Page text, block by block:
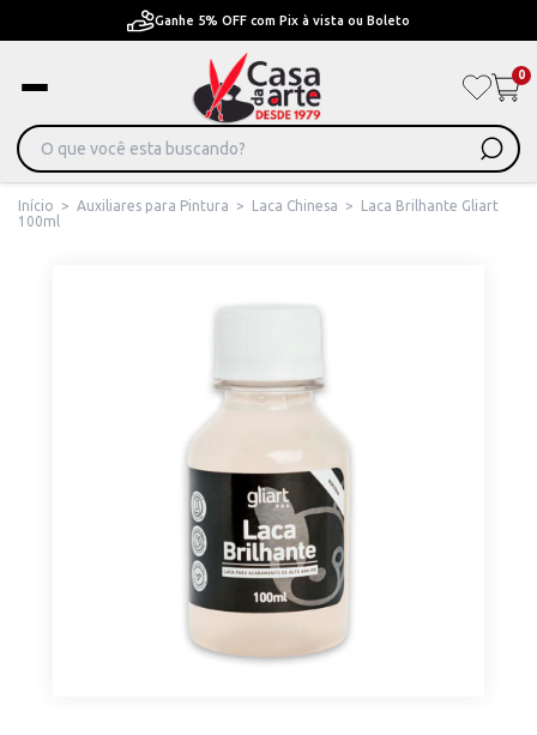
Ganhe 5% OFF com Pix à vista ou Boleto
0
Início > Auxiliares para Pintura > Laca Chinesa >
Laca Brilhante Gliart
100ml